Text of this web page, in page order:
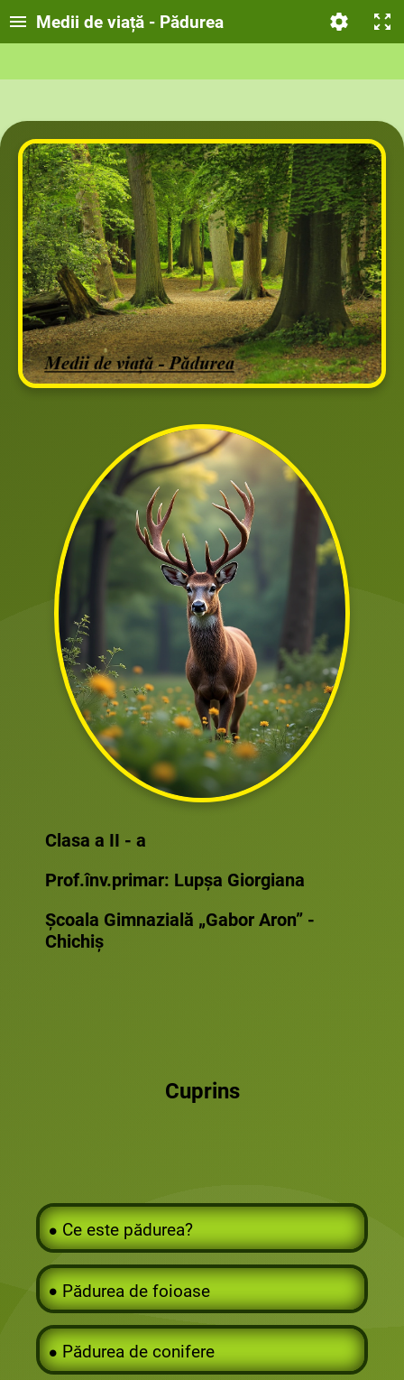
Medii de viață - Pădurea
Clasa a II - a
Prof.înv.primar: Lupșa Giorgiana
Școala Gimnazială „Gabor Aron” -
Chichiș
Cuprins
∙∙∙ Ce este pădurea?
∙∙∙ Pădurea de foioase
∙∙∙ Pădurea de conifere